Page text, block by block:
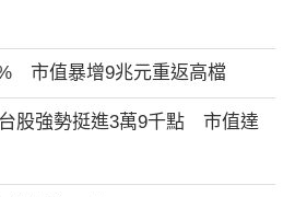
市值暴增9兆元重返高檔
股強勢挺進3萬9千點 市值達